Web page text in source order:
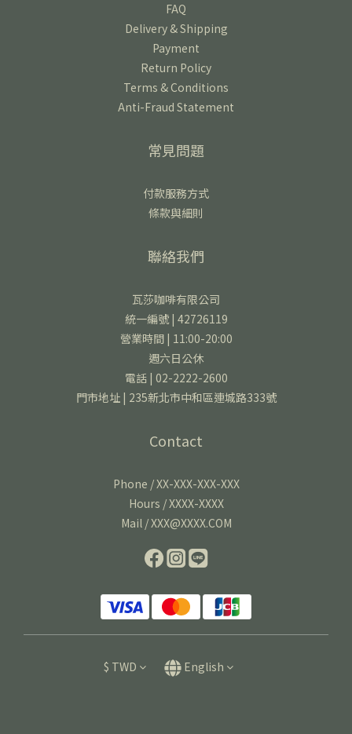
FAQ
Delivery & Shipping
Payment
Return Policy
Terms & Conditions
Anti-Fraud Statement
常見問題
付款服務方式
條款與細則
聯絡我們
瓦莎咖啡有限公司
統一編號 | 42726119
營業時間 | 11:00-20:00
週六日公休
電話 | 02-2222-2600
門市地址 | 235新北市中和區連城路333號
Contact
Phone / XX-XXX-XXX-XXX
Hours / XXXX-XXXX
Mail / XXX@XXXX.COM
$ TWD English